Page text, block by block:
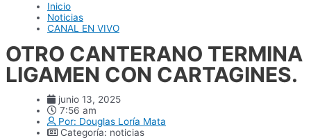
Inicio
Noticias
CANAL EN VIVO
OTRO CANTERANO TERMINA
LIGAMEN CON CARTAGINES.
junio 13, 2025
7:56 am
Por: Douglas Loría Mata
Categoría: noticias